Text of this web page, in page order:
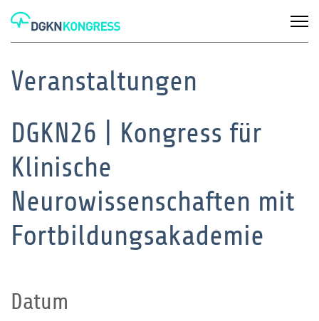
Veranstaltungen
DGKN26 | Kongress für
Klinische
Neurowissenschaften mit
Fortbildungsakademie
Datum